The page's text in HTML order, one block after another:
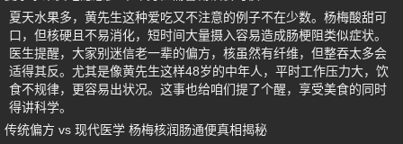
夏天水果多，黄先生这种爱吃又不注意的例子不在少数。杨梅酸甜可
口，但核硬且不易消化，短时间大量摄入容易造成肠梗阻类似症状。
医生提醒，大家别迷信老一辈的偏方，核虽然有纤维，但整吞太多会
适得其反。尤其是像黄先生这样48岁的中年人，平时工作压力大，饮
食不规律，更容易出状况。这事也给咱们提了个醒，享受美食的同时
得讲科学。
传统偏方 vs 现代医学 杨梅核润肠通便真相揭秘